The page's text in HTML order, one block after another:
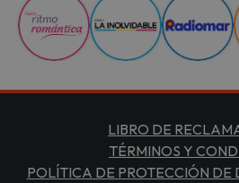
LIBRO DE
TÉRMINOS Y
POLÍTICA DE PROTECCIÓN DE